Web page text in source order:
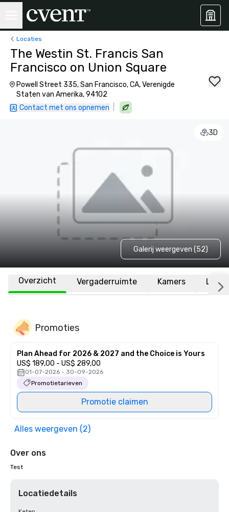
Locaties
The Westin St. Francis San
Francisco on Union Square
Powell Street 335, San Francisco, CA, Verenigde
Staten van Amerika, 94102
Contact met ons opnemen
3D
Galerij weergeven (52)
Overzicht Vergaderruimte Kamers
Promoties
Plan Ahead for 2026 & 2027 and the Choice is Yours
US$ 189,00 - US$ 289,00
01-07-2026 - 30-09-2026
Promotietarieven
Promotie claimen
Alles weergeven (2)
Over ons
Test
Locatiedetails